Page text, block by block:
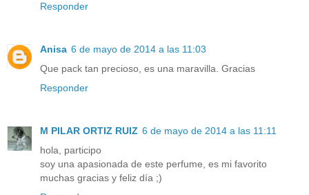
Responder
Anisa 6 de mayo de 2014 a las 11:03
Que pack tan precioso, es una maravilla. Gracias
Responder
M PILAR ORTIZ RUIZ 6 de mayo de 2014 a las 11:11
hola, participo
soy una apasionada de este perfume, es mi favorito
muchas gracias y feliz día ;)